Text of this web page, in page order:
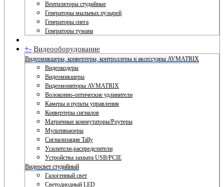
Вентиляторы студийные
Генераторы мыльных пузырей
Генераторы снега
Генераторы тумана
+- Видеооборудование
Видеомикшеры, конвертеры, контроллеры и аксессуары AVMATRIX
Видеокодеры
Видеомикшеры
Видеомониторы AVMATRIX
Волоконно-оптические удлинители
Камеры и пульты управления
Конвертеры сигналов
Матричные коммутаторы/Роутеры
Мультивьюеры
Сигнализация Tally
Усилители-распределители
Устройства захвата USB/PCIE
Видеосвет студийный
Галогенный свет
Светодиодный LED